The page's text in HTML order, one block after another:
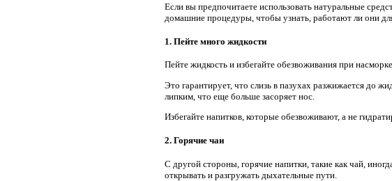
Если вы предпочитаете использовать натуральные
домашние процедуры, чтобы узнать, работают ли они
1. Пейте много жидкости
Пейте жидкость и избегайте обезвоживания при
Это гарантирует, что слизь в пазухах разжижается до
липким, что еще больше засоряет нос.
Избегайте напитков, которые обезвоживают, а не
2. Горячие чаи
С другой стороны, горячие напитки, такие как чай,
открывать и разгружать дыхательные пути.